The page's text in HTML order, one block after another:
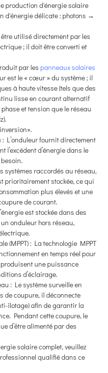
production d'énergie solaire
d'énergie délicate : photons →
utilisé directement par les
; il doit être converti et
par les panneaux solaires
est le « cœur » du système ; il
à haute vitesse (tels que des
lisse en courant alternatif
et tension que le réseau
L’onduleur fournit directement
l’excédent d’énergie dans le
systèmes raccordés au réseau,
prioritairement stockée, ce qui
plus élevés et une
de courant.
est stockée dans des
onduleur hors réseau,
(MPPT) : La technologie MPPT
en temps réel pour
une puissance
d’éclairage.
: Le système surveille en
de coupure, il déconnecte
îlotage) afin de garantir la
Pendant cette coupure, le
d’être alimenté par des
solaire complet, veuillez
qualifié dans ce